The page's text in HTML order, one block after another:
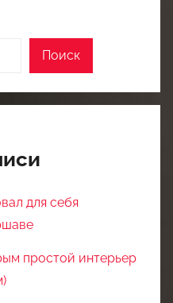
Поиск
для себя
простой интерьер